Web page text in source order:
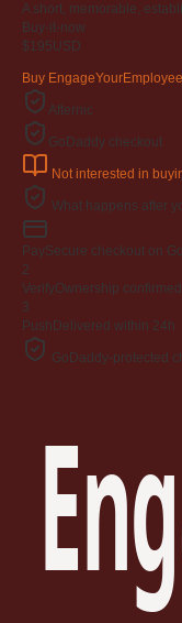
A short, memorable,
Buy-it-now
$195USD
Buy
Afternic
GoDaddy checkout
Not interested in
What happens after
PaySecure checkout on
2
VerifyOwnership confirmed
3
Push Delivered within 24h
GoDaddy-protected